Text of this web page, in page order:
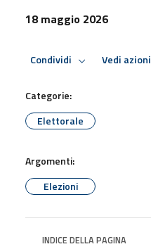
18 maggio 2026
Condividi Vedi azioni
Categorie:
Elettorale
Argomenti:
Elezioni
INDICE DELLA PAGINA